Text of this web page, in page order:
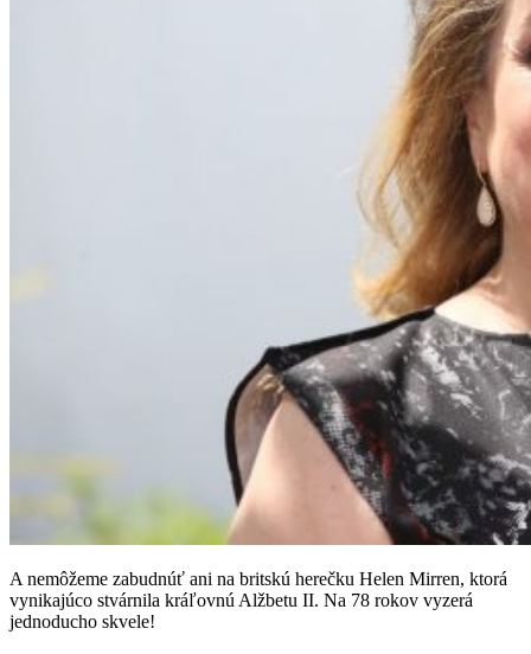
A nemôžeme zabudnúť ani na britskú herečku Helen Mirren, ktorá
vynikajúco stvárnila kráľovnú Alžbetu II. Na 78 rokov vyzerá
jednoducho skvele!